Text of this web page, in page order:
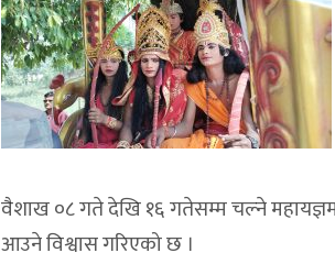
वैशाख ०८ गते देखि १६ गतेसम्म चल्ने महायज्ञमा
आउने विश्वास गरिएको छ ।